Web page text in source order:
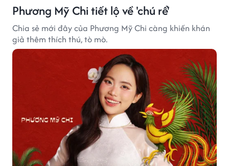
Phương Mỹ Chi tiết lộ về 'chú rể'
Chia sẻ mới đây của Phương Mỹ Chi càng khiến khán
giả thêm thích thú, tò mò.